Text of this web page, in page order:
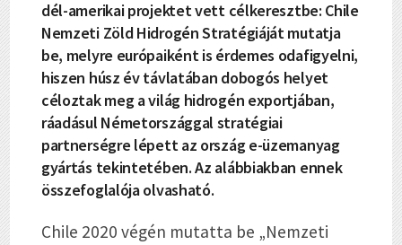
dél-amerikai projektet vett célkeresztbe: Chile
Nemzeti Zöld Hidrogén Stratégiáját mutatja
be, melyre európaiként is érdemes odafigyelni,
hiszen húsz év távlatában dobogós helyet
céloztak meg a világ hidrogén exportjában,
ráadásul Németországgal stratégiai
partnerségre lépett az ország e-üzemanyag
gyártás tekintetében. Az alábbiakban ennek
összefoglalója olvasható.
Chile 2020 végén mutatta be „Nemzeti